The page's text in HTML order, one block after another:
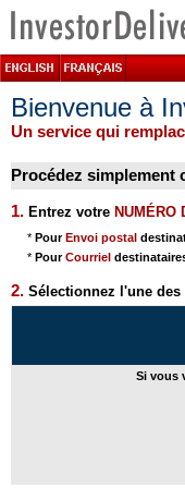
Bienvenue à
Un service qui
Procédez simplement
1. Entrez votre NUMÉRO
* PourEnvoi postal
* PourCourriel
2. Sélectionnez l'une
Si vous